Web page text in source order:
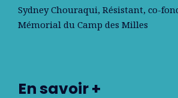
Sydney Chouraqui, Résistant, co-
Mémorial du Camp des Milles
En savoir +